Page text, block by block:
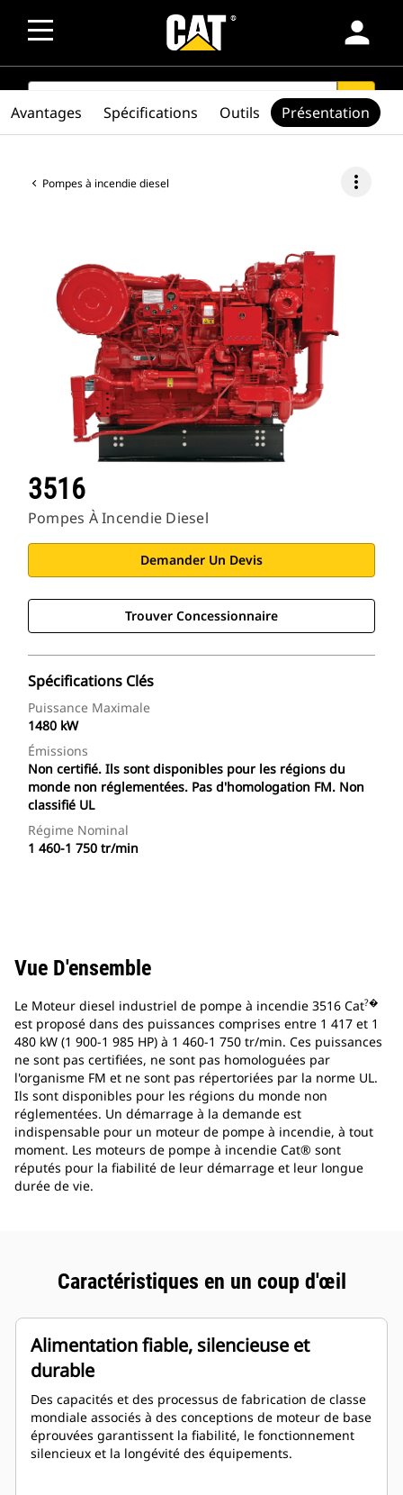
person
SEARCH search
Pompes à incendie diesel more_vert
3516
Pompes À Incendie Diesel
Demander Un Devis
Trouver Concessionnaire
Spécifications Clés
Puissance Maximale
1480 kW
Émissions
Non certifié. Ils sont disponibles pour les régions du
monde non réglementées. Pas d'homologation FM. Non
classifié UL
Régime Nominal
1 460-1 750 tr/min
Avantages Spécifications Outils Présentation
Vue D'ensemble
Le Moteur diesel industriel de pompe à incendie 3516 Cat?�
est proposé dans des puissances comprises entre 1 417 et 1
480 kW (1 900-1 985 HP) à 1 460-1 750 tr/min. Ces puissances
ne sont pas certifiées, ne sont pas homologuées par
l'organisme FM et ne sont pas répertoriées par la norme UL.
Ils sont disponibles pour les régions du monde non
réglementées. Un démarrage à la demande est
indispensable pour un moteur de pompe à incendie, à tout
moment. Les moteurs de pompe à incendie Cat® sont
réputés pour la fiabilité de leur démarrage et leur longue
durée de vie.
Caractéristiques en un coup d'œil
Alimentation fiable, silencieuse et
durable
Des capacités et des processus de fabrication de classe
mondiale associés à des conceptions de moteur de base
éprouvées garantissent la fiabilité, le fonctionnement
silencieux et la longévité des équipements.